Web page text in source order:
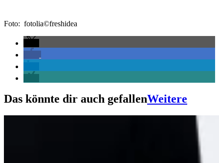
Foto: fotolia©freshidea
Das könnte dir auch gefallenWeitere